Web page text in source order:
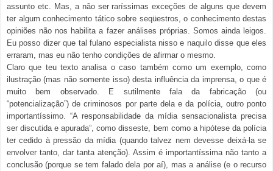
assunto etc. Mas, a não ser raríssimas exceções de alguns que devem
ter algum conhecimento tático sobre seqüestros, o conhecimento destas
opiniões não nos habilita a fazer análises próprias. Somos ainda leigos.
Eu posso dizer que tal fulano especialista nisso e naquilo disse que eles
erraram, mas eu não tenho condições de afirmar o mesmo.
Claro que teu texto analisa o caso também como um exemplo, como
ilustração (mas não somente isso) desta influência da imprensa, o que é
muito bem observado. E sutilmente fala da fabricação (ou
“potencialização”) de criminosos por parte dela e da polícia, outro ponto
importantíssimo. “A responsabilidade da mídia sensacionalista precisa
ser discutida e apurada”, como disseste, bem como a hipótese da polícia
ter cedido à pressão da mídia (quando talvez nem devesse deixá-la se
envolver tanto, dar tanta atenção). Assim é importantíssima não tanto a
conclusão (porque se tem falado dela por aí), mas a análise (e o recurso